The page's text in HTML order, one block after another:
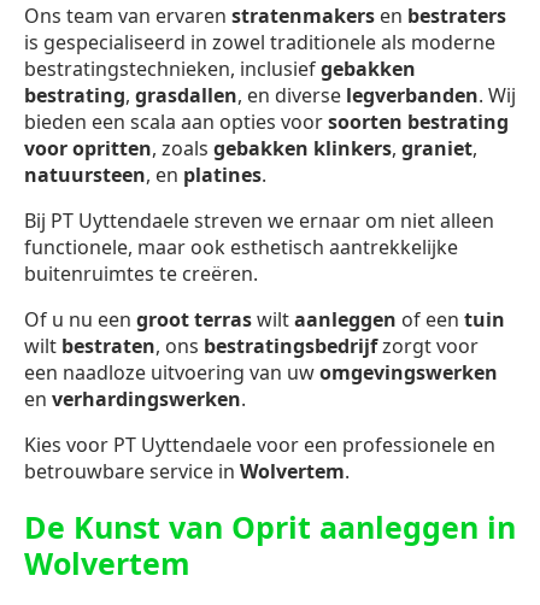
Ons team van ervaren stratenmakers en bestraters
is gespecialiseerd in zowel traditionele als moderne
bestratingstechnieken, inclusiefgebakken
bestrating, grasdallen, en diverse legverbanden. Wij
bieden een scala aan opties voorsoorten bestrating
voor opritten, zoals gebakken klinkers, graniet,
natuursteen, en platines.
Bij PT Uyttendaele streven we ernaar om niet alleen
functionele, maar ook esthetisch aantrekkelijke
buitenruimtes te creëren.
Of u nu een groot terraswiltaanleggen of een tuin
wilt bestraten, ons bestratingsbedrijfzorgt voor
een naadloze uitvoering van uwomgevingswerken
en verhardingswerken.
Kies voor PT Uyttendaele voor een professionele en
betrouwbare service in Wolvertem.
De Kunst van Oprit aanleggen in
Wolvertem